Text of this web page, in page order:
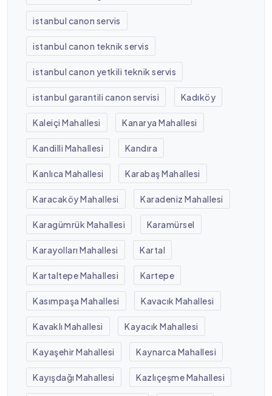
istanbul canon servis
istanbul canon teknik servis
istanbul canon yetkili teknik servis
istanbul garantili canon servisi Kadıköy
Kaleiçi Mahallesi Kanarya Mahallesi
Kandilli Mahallesi Kandıra
Kanlıca Mahallesi Karabaş Mahallesi
Karacaköy Mahallesi Karadeniz Mahallesi
Karagümrük Mahallesi Karamürsel
Karayolları Mahallesi Kartal
Kartaltepe Mahallesi Kartepe
Kasımpaşa Mahallesi Kavacık Mahallesi
Kavaklı Mahallesi Kayacık Mahallesi
Kayaşehir Mahallesi Kaynarca Mahallesi
Kayışdağı Mahallesi Kazlıçeşme Mahallesi